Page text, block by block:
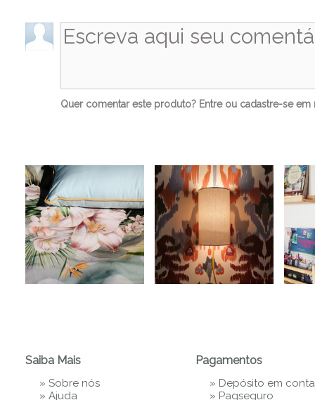
Quer comentar este produto? Entreou cadastre-seem
Saiba Mais
» Sobre nós
» Ajuda
Pagamentos
» Depósito em conta
» Pagseguro